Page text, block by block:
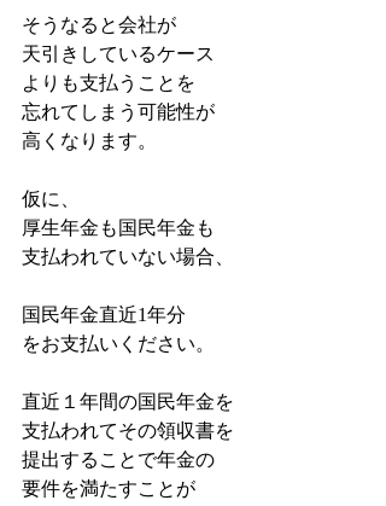
そうなると会社が
天引きしているケース
よりも支払うことを
忘れてしまう可能性が
高くなります。
仮に、
厚生年金も国民年金も
支払われていない場合、
国民年金直近1年分
をお支払いください。
直近１年間の国民年金を
支払われてその領収書を
提出することで年金の
要件を満たすことが